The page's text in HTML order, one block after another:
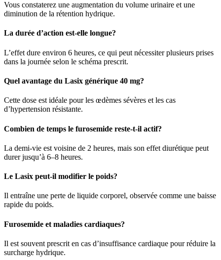
Vous constaterez une augmentation du volume urinaire et une
diminution de la rétention hydrique.
La durée d’action est-elle longue?
L’effet dure environ 6 heures, ce qui peut nécessiter plusieurs prises
dans la journée selon le schéma prescrit.
Quel avantage du Lasix générique 40 mg?
Cette dose est idéale pour les œdèmes sévères et les cas
d’hypertension résistante.
Combien de temps le furosemide reste-t-il actif?
La demi-vie est voisine de 2 heures, mais son effet diurétique peut
durer jusqu’à 6–8 heures.
Le Lasix peut-il modifier le poids?
Il entraîne une perte de liquide corporel, observée comme une baisse
rapide du poids.
Furosemide et maladies cardiaques?
Il est souvent prescrit en cas d’insuffisance cardiaque pour réduire la
surcharge hydrique.